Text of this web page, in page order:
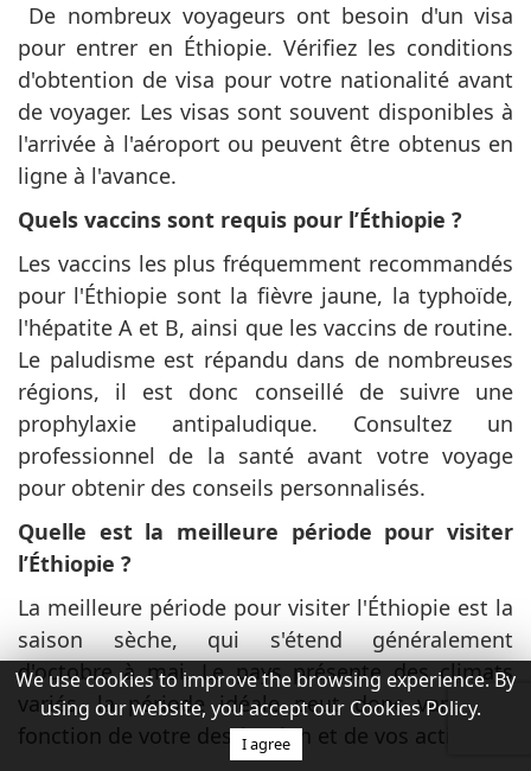
De nombreux voyageurs ont besoin d'un visa
pour entrer en Éthiopie. Vérifiez les conditions
d'obtention de visa pour votre nationalité avant
de voyager. Les visas sont souvent disponibles à
l'arrivée à l'aéroport ou peuvent être obtenus en
ligne à l'avance.
Quels vaccins sont requis pour l’Éthiopie ?
Les vaccins les plus fréquemment recommandés
pour l'Éthiopie sont la fièvre jaune, la typhoïde,
l'hépatite A et B, ainsi que les vaccins de routine.
Le paludisme est répandu dans de nombreuses
régions, il est donc conseillé de suivre une
prophylaxie antipaludique. Consultez un
professionnel de la santé avant votre voyage
pour obtenir des conseils personnalisés.
Quelle est la meilleure période pour visiter
l’Éthiopie ?
La meilleure période pour visiter l'Éthiopie est la
saison sèche, qui s'étend généralement
d'octobre à mai. Le pays présente des climats
variés, la période idéale peut donc varier en
fonction de votre destination et de vos activités.
We use cookies to improve the browsing experience. By
using our website, you accept our Cookies Policy.
I agree